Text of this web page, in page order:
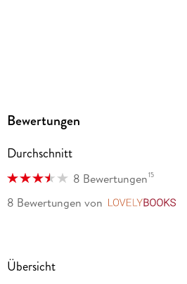
Bewertungen
Durchschnitt
8 Bewertungen15
8 Bewertungen von
Übersicht